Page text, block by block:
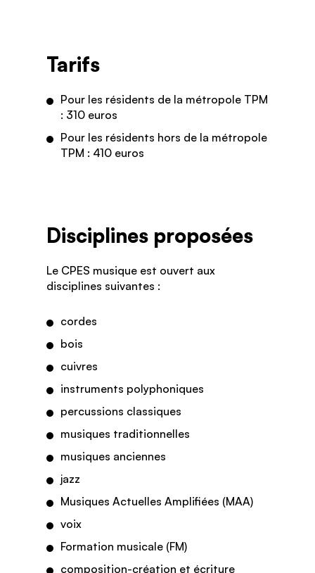
Tarifs
Pour les résidents de la métropole TPM
: 310 euros
Pour les résidents hors de la métropole
TPM : 410 euros
Disciplines proposées
Le CPES musique est ouvert aux
disciplines suivantes :
cordes
bois
cuivres
instruments polyphoniques
percussions classiques
musiques traditionnelles
musiques anciennes
jazz
Musiques Actuelles Amplifiées (MAA)
voix
Formation musicale (FM)
composition-création et écriture